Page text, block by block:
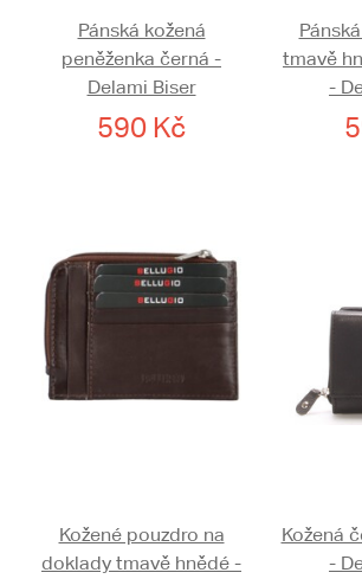
Pánská kožená
peněženka černá -
Delami Biser
590 Kč
tmavě
-
Kožené pouzdro na
doklady tmavě hnědé -
Kožená
-